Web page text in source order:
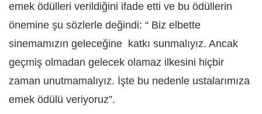
emek ödülleri verildiğini ifade etti ve bu ödüllerin
önemine şu sözlerle değindi: “ Biz elbette
sinemamızın geleceğine katkı sunmalıyız. Ancak
geçmiş olmadan gelecek olamaz ilkesini hiçbir
zaman unutmamalıyız. İşte bu nedenle ustalarımıza
emek ödülü veriyoruz”.